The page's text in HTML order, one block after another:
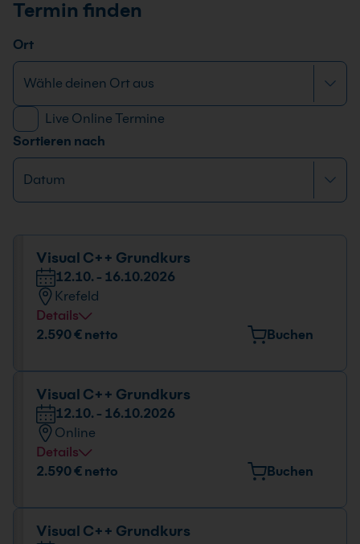
Termin finden
Ort
Live Online Termine
Sortieren nach
Visual C++ Grundkurs
12.10. - 16.10.2026
Krefeld
Details
Veranstaltungsort
Datum und Uhrzeit
12.10. - 16.10.2026
09:00 - 16:00 Uhr
2.590 € netto Buchen
Visual C++ Grundkurs
12.10. - 16.10.2026
Online
Details
Datum und Uhrzeit
2.590 € netto Buchen
Visual C++ Grundkurs